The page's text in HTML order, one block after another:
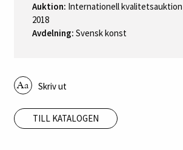
Auktion: Internationell kvalitetsauktion
2018
Avdelning: Svensk konst
Skriv ut
TILL KATALOGEN